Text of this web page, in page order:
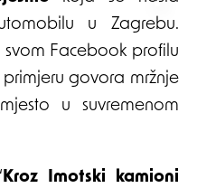
u Zagrebu.
Facebook profilu
govora mržnje
u suvremenom
Kroz Imotski kamioni